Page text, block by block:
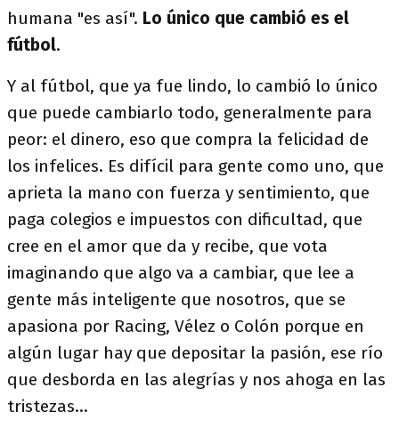
humana "es así". Lo único que cambió es el
fútbol.
Y al fútbol, que ya fue lindo, lo cambió lo único
que puede cambiarlo todo, generalmente para
peor: el dinero, eso que compra la felicidad de
los infelices. Es difícil para gente como uno, que
aprieta la mano con fuerza y sentimiento, que
paga colegios e impuestos con dificultad, que
cree en el amor que da y recibe, que vota
imaginando que algo va a cambiar, que lee a
gente más inteligente que nosotros, que se
apasiona por Racing, Vélez o Colón porque en
algún lugar hay que depositar la pasión, ese río
que desborda en las alegrías y nos ahoga en las
tristezas...